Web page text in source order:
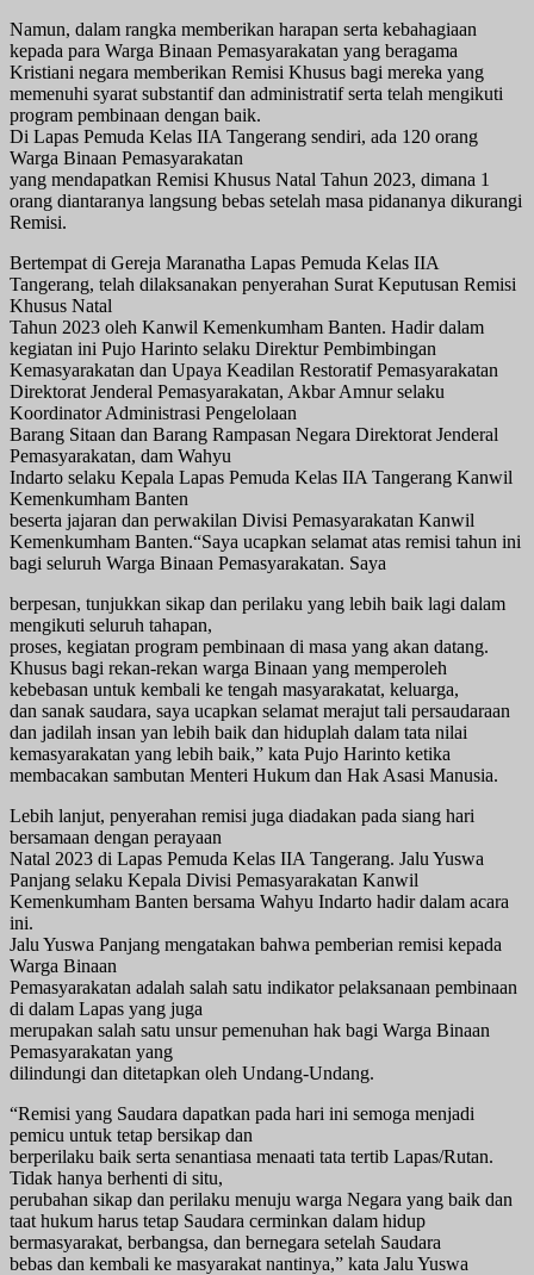
Namun, dalam rangka memberikan harapan serta kebahagiaan
kepada para Warga Binaan Pemasyarakatan yang beragama
Kristiani negara memberikan Remisi Khusus bagi mereka yang
memenuhi syarat substantif dan administratif serta telah mengikuti
program pembinaan dengan baik.
Di Lapas Pemuda Kelas IIA Tangerang sendiri, ada 120 orang
Warga Binaan Pemasyarakatan
yang mendapatkan Remisi Khusus Natal Tahun 2023, dimana 1
orang diantaranya langsung bebas setelah masa pidananya dikurangi
Remisi.
Bertempat di Gereja Maranatha Lapas Pemuda Kelas IIA
Tangerang, telah dilaksanakan penyerahan Surat Keputusan Remisi
Khusus Natal
Tahun 2023 oleh Kanwil Kemenkumham Banten. Hadir dalam
kegiatan ini Pujo Harinto selaku Direktur Pembimbingan
Kemasyarakatan dan Upaya Keadilan Restoratif Pemasyarakatan
Direktorat Jenderal Pemasyarakatan, Akbar Amnur selaku
Koordinator Administrasi Pengelolaan
Barang Sitaan dan Barang Rampasan Negara Direktorat Jenderal
Pemasyarakatan, dam Wahyu
Indarto selaku Kepala Lapas Pemuda Kelas IIA Tangerang Kanwil
Kemenkumham Banten
beserta jajaran dan perwakilan Divisi Pemasyarakatan Kanwil
Kemenkumham Banten.“Saya ucapkan selamat atas remisi tahun ini
bagi seluruh Warga Binaan Pemasyarakatan. Saya
berpesan, tunjukkan sikap dan perilaku yang lebih baik lagi dalam
mengikuti seluruh tahapan,
proses, kegiatan program pembinaan di masa yang akan datang.
Khusus bagi rekan-rekan warga Binaan yang memperoleh
kebebasan untuk kembali ke tengah masyarakatat, keluarga,
dan sanak saudara, saya ucapkan selamat merajut tali persaudaraan
dan jadilah insan yan lebih baik dan hiduplah dalam tata nilai
kemasyarakatan yang lebih baik,” kata Pujo Harinto ketika
membacakan sambutan Menteri Hukum dan Hak Asasi Manusia.
Lebih lanjut, penyerahan remisi juga diadakan pada siang hari
bersamaan dengan perayaan
Natal 2023 di Lapas Pemuda Kelas IIA Tangerang. Jalu Yuswa
Panjang selaku Kepala Divisi Pemasyarakatan Kanwil
Kemenkumham Banten bersama Wahyu Indarto hadir dalam acara
ini.
Jalu Yuswa Panjang mengatakan bahwa pemberian remisi kepada
Warga Binaan
Pemasyarakatan adalah salah satu indikator pelaksanaan pembinaan
di dalam Lapas yang juga
merupakan salah satu unsur pemenuhan hak bagi Warga Binaan
Pemasyarakatan yang
dilindungi dan ditetapkan oleh Undang-Undang.
“Remisi yang Saudara dapatkan pada hari ini semoga menjadi
pemicu untuk tetap bersikap dan
berperilaku baik serta senantiasa menaati tata tertib Lapas/Rutan.
Tidak hanya berhenti di situ,
perubahan sikap dan perilaku menuju warga Negara yang baik dan
taat hukum harus tetap Saudara cerminkan dalam hidup
bermasyarakat, berbangsa, dan bernegara setelah Saudara
bebas dan kembali ke masyarakat nantinya,” kata Jalu Yuswa